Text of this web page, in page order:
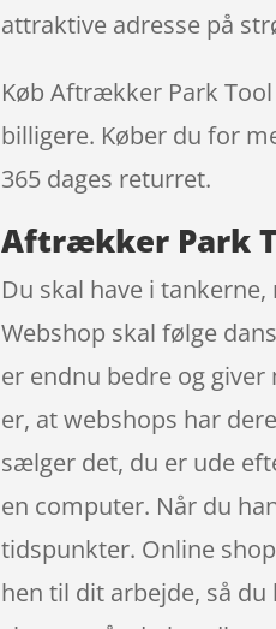
attraktive adresse på
Køb Aftrækker Park
billigere. Køber du for
365 dages returret.
Aftrækker Park
Du skal have i
Webshop skal følge
er endnu bedre og
er, at webshops har
sælger det, du er ude
en computer. Når du
tidspunkter. Online
hen til dit arbejde, så